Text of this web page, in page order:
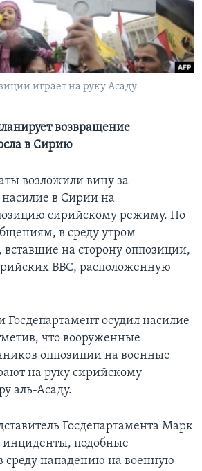
играет на руку Асаду
возвращение
в Сирию
возложили вину за
в Сирии на
сирийскому режиму. По
в среду утром
на сторону оппозиции,
ВВС, расположенную
Госдепартамент осудил насилие
что вооруженные
оппозиции на военные
на руку сирийскому
аль-Асаду.
Госдепартамента Марк
инциденты, подобные
нападению на военную